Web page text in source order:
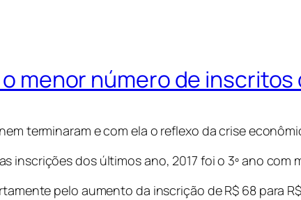
menor número de
terminaram e com ela o reflexo da crise
inscrições dos últimos ano, 2017 foi o 3º ano com
pelo aumento da inscrição de R$ 68 para